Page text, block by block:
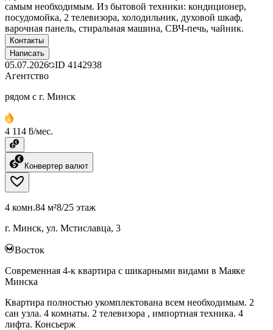
самым необходимым. Из бытовой техники: кондиционер,
посудомойка, 2 телевизора, холодильник, духовой шкаф,
варочная панель, стиральная машина, СВЧ-печь, чайник.
Контакты
Написать
05.07.2026 ID 4142938
Агентство
рядом с г. Минск
4 114 ƃ/мес.
Конвертер валют
4 комн.84 м²8/25 этаж
г. Минск, ул. Мстиславца, 3
Восток
Современная 4-к квартира с шикарными видами в Маяке
Минска
Квартира полностью укомплектована всем необходимым. 2
сан узла. 4 комнаты. 2 телевизора , импортная техника. 4
лифта. Консьерж